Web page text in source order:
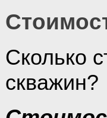
Сколько
скважин?